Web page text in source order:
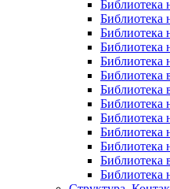
Библиотека
Библиотека
Библиотека
Библиотека
Библиотека
Библиотека
Библиотека
Библиотека
Библиотека
Библиотека
Библиотека
Библиотека
Библиотека